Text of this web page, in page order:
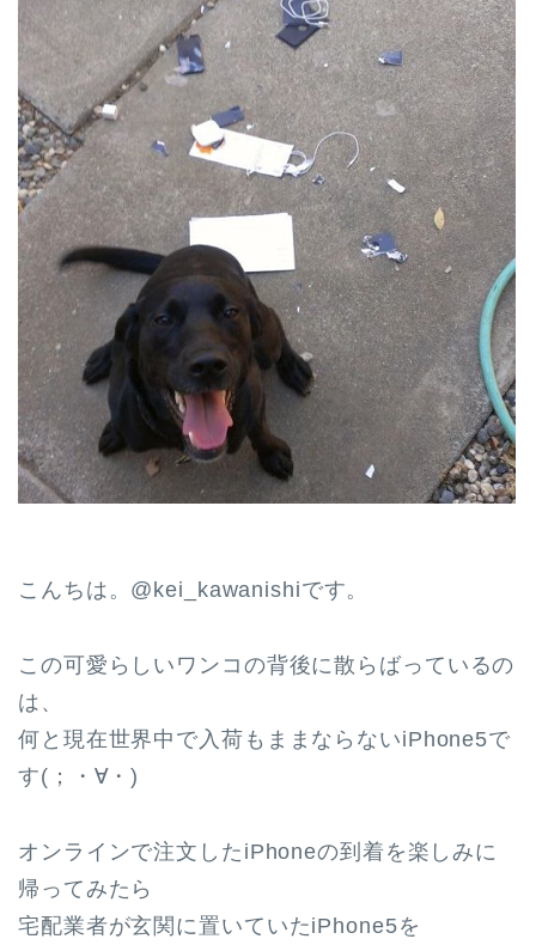
こんちは。@kei_kawanishiです。
この可愛らしいワンコの背後に散らばっているの
は、
何と現在世界中で入荷もままならないiPhone5で
す(；・∀・)
オンラインで注文したiPhoneの到着を楽しみに
帰ってみたら
宅配業者が玄関に置いていたiPhone5を